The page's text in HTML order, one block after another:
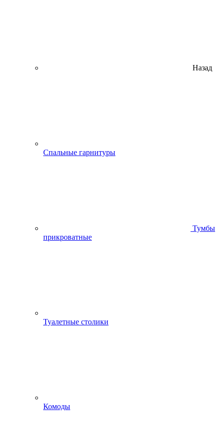
Назад
Спальные гарнитуры
Тумбы
прикроватные
Туалетные столики
Комоды